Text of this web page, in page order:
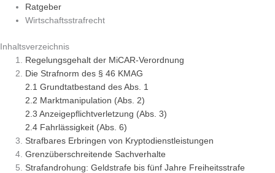
Ratgeber
Wirtschaftsstrafrecht
Inhaltsverzeichnis
Regelungsgehalt der MiCAR-Verordnung
Die Strafnorm des § 46 KMAG
2.1 Grundtatbestand des Abs. 1
2.2 Marktmanipulation (Abs. 2)
2.3 Anzeigepflichtverletzung (Abs. 3)
2.4 Fahrlässigkeit (Abs. 6)
Strafbares Erbringen von Kryptodienstleistungen
Grenzüberschreitende Sachverhalte
Strafandrohung: Geldstrafe bis fünf Jahre Freiheitsstrafe